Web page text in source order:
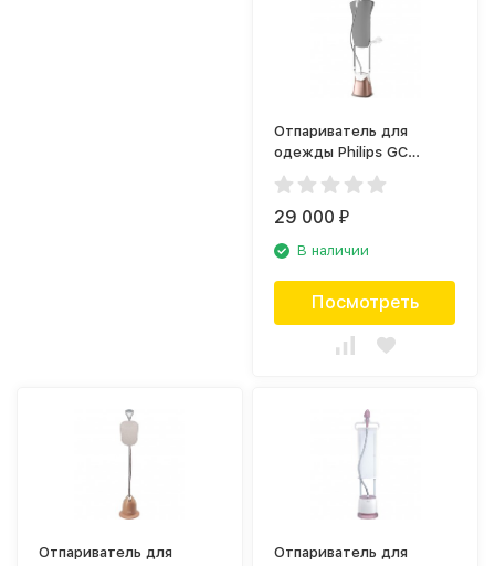
Отпариватель для
одежды Philips GC
627/60
29 000₽
В наличии
Посмотреть
Отпариватель для
Отпариватель для